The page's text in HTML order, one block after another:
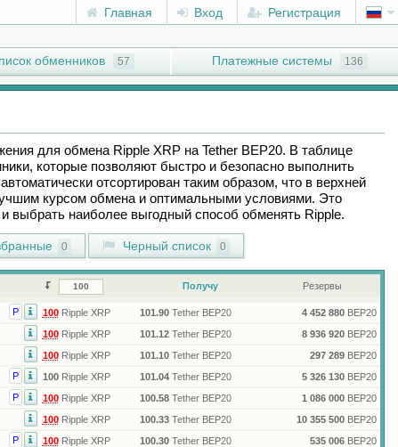
Главная Вход Регистрация
обменников 57 Платежные системы 136
для обмена Ripple XRPна Tether BEP20. В таблице
которые позволяют быстро и безопасно выполнить
отсортирован таким образом, что в верхней
курсом обмена и оптимальными условиями. Это
выбрать наиболее выгодный способ обменять Ripple.
0 Черный список 0
Получу Резервы
Р 100Ripple XRP 101.90Tether BEP20 4 452 880BEP20
100Ripple XRP 101.12Tether BEP20 8 936 920BEP20
100Ripple XRP 101.10Tether BEP20 297 289BEP20
Р 100Ripple XRP 101.04Tether BEP20 5 326 130BEP20
Р 100Ripple XRP 100.58Tether BEP20 1 086 000BEP20
100Ripple XRP 100.33Tether BEP20 10 355 500BEP20
Р 100Ripple XRP 100.30Tether BEP20 535 006BEP20